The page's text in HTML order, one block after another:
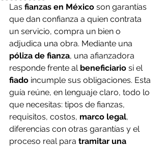
Las fianzas en México son garantías
que dan confianza a quien contrata
un servicio, compra un bien o
adjudica una obra. Mediante una
póliza de fianza, una afianzadora
responde frente al beneficiario si el
fiado incumple sus obligaciones. Esta
guía reúne, en lenguaje claro, todo lo
que necesitas: tipos de fianzas,
requisitos, costos, marco legal,
diferencias con otras garantías y el
proceso real para tramitar una